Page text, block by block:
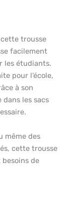
trousse
facilement
les étudiants.
pour l’école,
à son
les sacs
même des
cette trousse
besoins de